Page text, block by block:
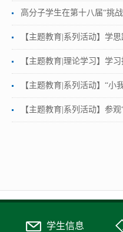
高分子学生在第十八届“挑
【主题教育|系列活动】学
【主题教育|理论学习】学
【主题教育|系列活动】“
【主题教育|系列活动】
学生信息